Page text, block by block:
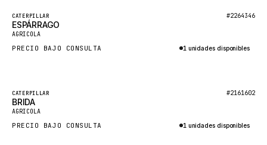
CLAAS
ATLAS COPCO
HYCO
HOOD
Destacado
Nuevo
CATERPILLAR #2264346
ESPÁRRAGO
AGRICOLA
PRECIO BAJO CONSULTA 1 unidades disponibles
Destacado
Nuevo
CATERPILLAR #2161602
BRIDA
AGRICOLA
PRECIO BAJO CONSULTA 1 unidades disponibles